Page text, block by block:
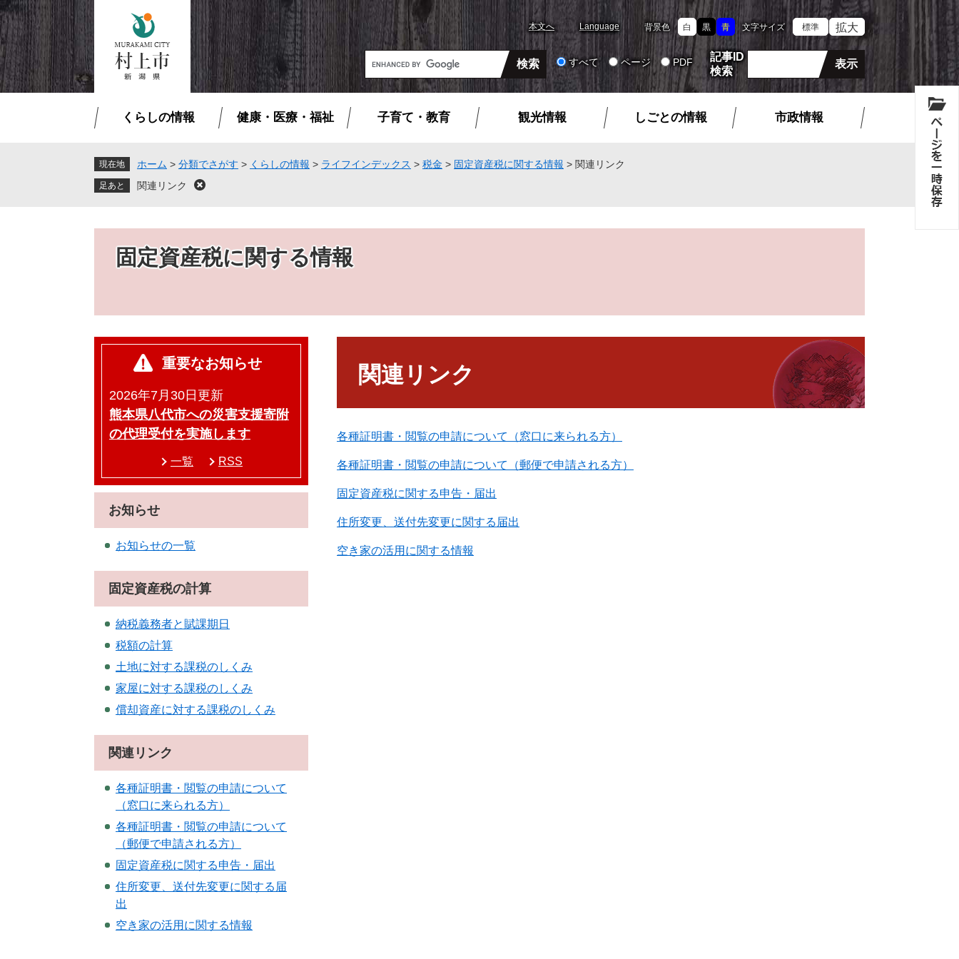
ペ
ー
ジ
の
先
頭
メ
ニ
ュ
ー
を
飛
本文へ Language 背景色 白 黒 青 文字サイズ 標準 拡大
G
o
o
カ
検
すべて ページ PDF
記事ID
検索
くらしの情報 健康・医療・福祉 子育て・教育 観光情報 しごとの情報 市政情報
現在地 ホーム > 分類でさがす > くらしの情報 > ライフインデックス > 税金 > 固定資産税に関する情報 > 関連リンク
関連リンク
閉
固定資産税に関する情報
関連リンク
各種証明書・閲覧の申請について（窓口に来られる方）
各種証明書・閲覧の申請について（郵便で申請される方）
固定資産税に関する申告・届出
住所変更、送付先変更に関する届出
空き家の活用に関する情報
重要なお知らせ
2026年7月30日更新
熊本県八代市への災害支援寄附
の代理受付を実施します
一覧 RSS
お知らせ
お知らせの一覧
固定資産税の計算
納税義務者と賦課期日
税額の計算
土地に対する課税のしくみ
家屋に対する課税のしくみ
償却資産に対する課税のしくみ
関連リンク
各種証明書・閲覧の申請について
（窓口に来られる方）
各種証明書・閲覧の申請について
（郵便で申請される方）
固定資産税に関する申告・届出
住所変更、送付先変更に関する届
出
空き家の活用に関する情報